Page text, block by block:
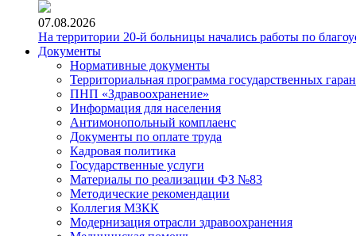
07.08.2026
На территории 20-й больницы начались работы по
Документы
Нормативные документы
Территориальная программа государственных
ПНП «Здравоохранение»
Информация для населения
Антимонопольный комплаенс
Документы по оплате труда
Кадровая политика
Государственные услуги
Материалы по реализации ФЗ №83
Методические рекомендации
Коллегия МЗКК
Модернизация отрасли здравоохранения